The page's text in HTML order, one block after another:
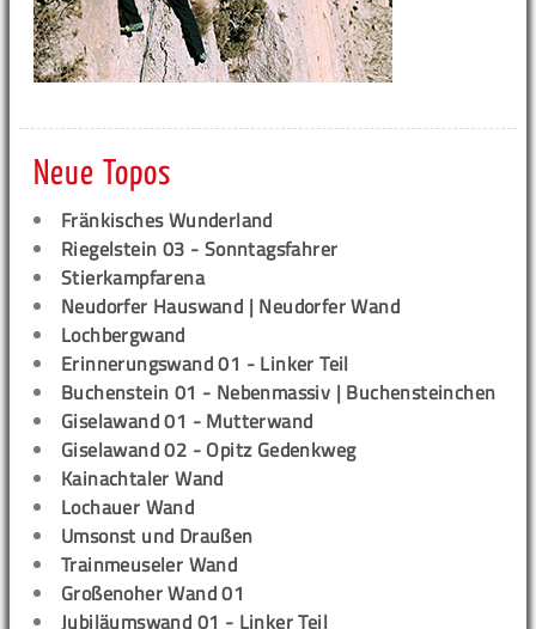
Neue Topos
Fränkisches Wunderland
Riegelstein 03 - Sonntagsfahrer
Stierkampfarena
Neudorfer Hauswand | Neudorfer Wand
Lochbergwand
Erinnerungswand 01 - Linker Teil
Buchenstein 01 - Nebenmassiv | Buchensteinchen
Giselawand 01 - Mutterwand
Giselawand 02 - Opitz Gedenkweg
Kainachtaler Wand
Lochauer Wand
Umsonst und Draußen
Trainmeuseler Wand
Großenoher Wand 01
Jubiläumswand 01 - Linker Teil